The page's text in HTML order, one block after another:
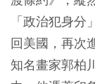
「政治犯身
回美國，再次
知名畫家郭柏